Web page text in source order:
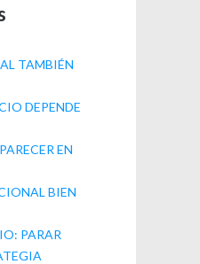
TAMBIÉN
DEPENDE
EN
BIEN
PARAR